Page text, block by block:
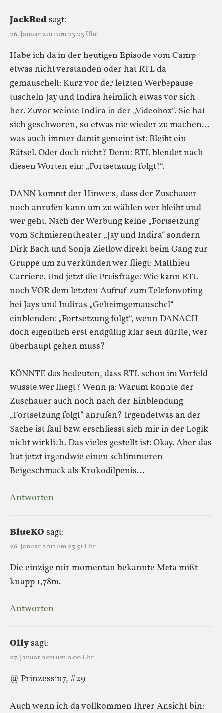
JackRedsagt:
26. Januar 2011 um 23:23 Uhr
Habe ich da in der heutigen Episode vom Camp
etwas nicht verstanden oder hat RTL da
gemauschelt: Kurz vor der letzten Werbepause
tuscheln Jay und Indira heimlich etwas vor sich
her. Zuvor weinte Indira in der „Videobox“. Sie hat
sich geschworen, so etwas nie wieder zu machen…
was auch immer damit gemeint ist: Bleibt ein
Rätsel. Oder doch nicht? Denn: RTL blendet nach
diesen Worten ein: „Fortsetzung folgt!“.
DANN kommt der Hinweis, dass der Zuschauer
noch anrufen kann um zu wählen wer bleibt und
wer geht. Nach der Werbung keine „Fortsetzung“
vom Schmierentheater „Jay und Indira“ sondern
Dirk Bach und Sonja Zietlow direkt beim Gang zur
Gruppe um zu verkünden wer fliegt: Matthieu
Carriere. Und jetzt die Preisfrage: Wie kann RTL
noch VOR dem letzten Aufruf zum Telefonvoting
bei Jays und Indiras „Geheimgemauschel“
einblenden: „Fortsetzung folgt“, wenn DANACH
doch eigentlich erst endgültig klar sein dürfte, wer
überhaupt gehen muss?
KÖNNTE das bedeuten, dass RTL schon im Vorfeld
wusste wer fliegt? Wenn ja: Warum konnte der
Zuschauer auch noch nach der Einblendung
„Fortsetzung folgt“ anrufen? Irgendetwas an der
Sache ist faul bzw. erschliesst sich mir in der Logik
nicht wirklich. Das vieles gestellt ist: Okay. Aber das
hat jetzt irgendwie einen schlimmeren
Beigeschmack als Krokodilpenis…
Antworten
BlueKO sagt:
26. Januar 2011 um 23:51 Uhr
Die einzige mir momentan bekannte Meta mißt
knapp 1,78m.
Antworten
Ollysagt:
27. Januar 2011 um 0:00 Uhr
@ Prinzessin7, #29
Auch wenn ich da vollkommen Ihrer Ansicht bin: